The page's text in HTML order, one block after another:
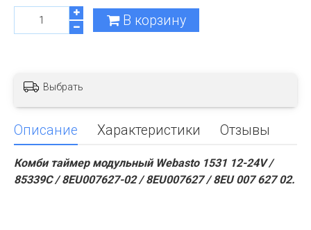
В корзину
Выбрать
Описание Характеристики Отзывы
Комби таймер модульный Webasto 1531 12-24V /
85339C / 8EU007627-02 / 8EU007627 / 8EU 007 627 02.